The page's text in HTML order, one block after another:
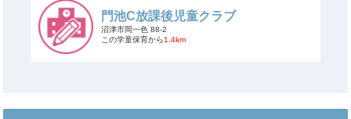
門池C放課後児童クラブ
沼津市岡一色 88-2
この学童保育から1.4km